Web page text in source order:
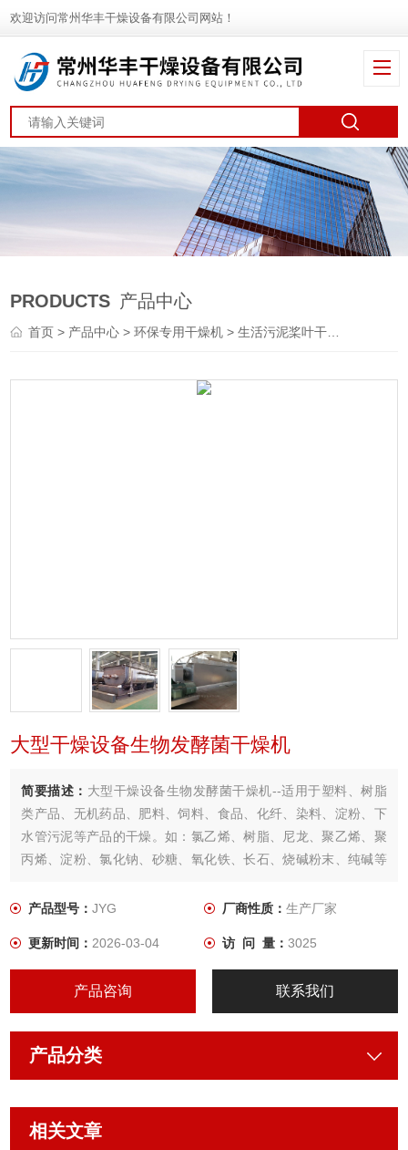
欢迎访问常州华丰干燥设备有限公司网站！
PRODUCTS 产品中心
首页> 产品中心 >环保专用干燥机 >生活污泥桨叶干燥机
大型干燥设备生物发酵菌干燥机
简要描述： 大型干燥设备生物发酵菌干燥机--适用于塑料、树脂
类产品、无机药品、肥料、饲料、食品、化纤、染料、淀粉、下
水管污泥等产品的干燥。如：氯乙烯、树脂、尼龙、聚乙烯、聚
丙烯、淀粉、氯化钠、砂糖、氧化铁、长石、烧碱粉末、纯碱等
工业污泥等领域。
产品型号：JYG 厂商性质： 生产厂家
更新时间：2026-03-04 访 问 量： 3025
产品咨询 联系我们
产品分类
相关文章